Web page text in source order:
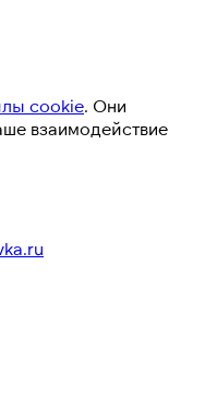
cookie. Они
взаимодействие